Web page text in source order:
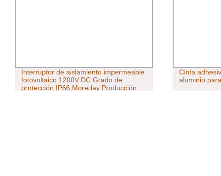
Interruptor de aislamiento impermeable
fotovoltaico 1200V DC Grado de
protección IP66 Moreday Producción
Cinta
aluminio